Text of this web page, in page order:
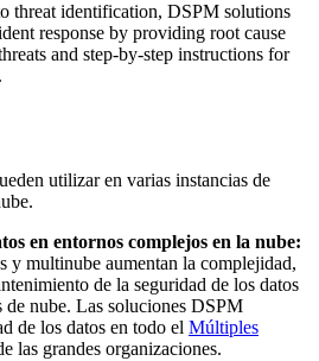
threat identification, DSPM solutions
response by providing root cause
and step-by-step instructions for
utilizar en varias instancias de
en entornos complejos en la nube:
y multinube aumentan la complejidad,
de la seguridad de los datos
de nube. Las soluciones DSPM
de los datos en todo el Múltiples
las grandes organizaciones.